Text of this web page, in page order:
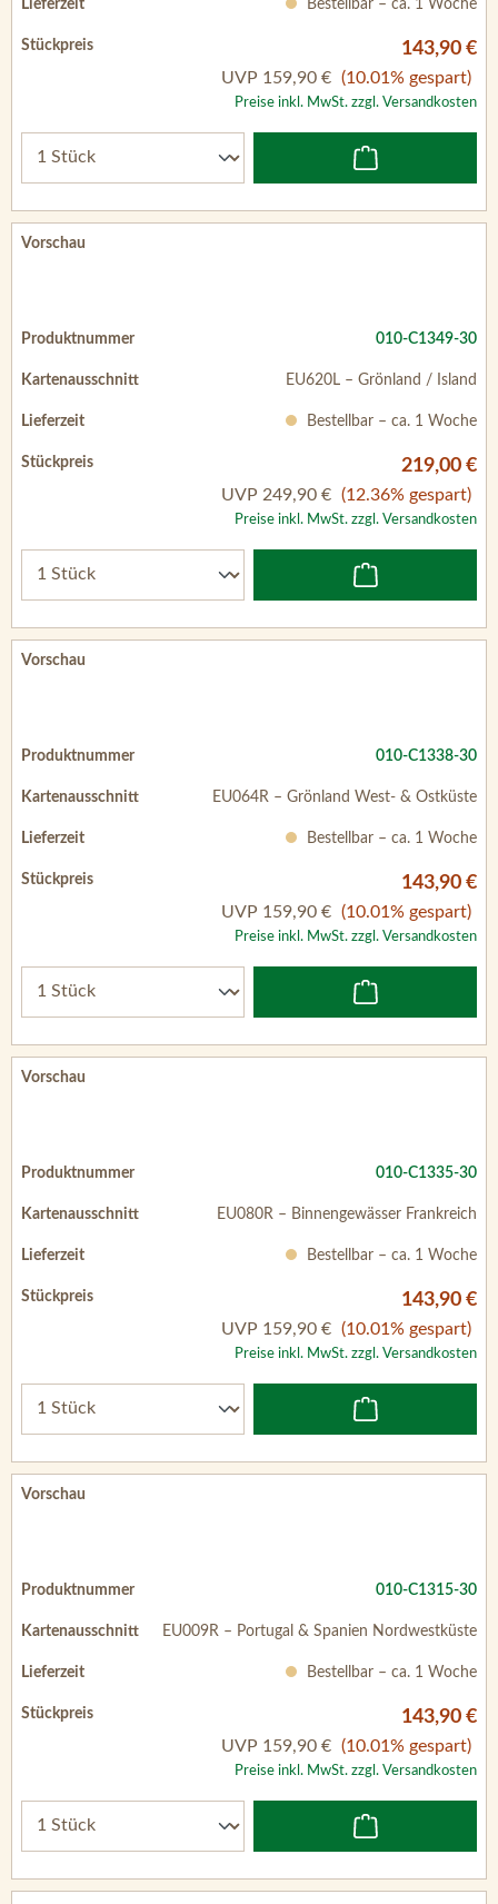
Bestellbar – ca. 1 Woche
143,90 €
UVP 159,90 € (10.01% gespart)
Preise inkl. MwSt. zzgl. Versandkosten
010-C1349-30
EU620L – Grönland / Island
Bestellbar – ca. 1 Woche
219,00 €
UVP 249,90 € (12.36% gespart)
Preise inkl. MwSt. zzgl. Versandkosten
010-C1338-30
EU064R – Grönland West- & Ostküste
Bestellbar – ca. 1 Woche
143,90 €
UVP 159,90 € (10.01% gespart)
Preise inkl. MwSt. zzgl. Versandkosten
010-C1335-30
EU080R – Binnengewässer Frankreich
Bestellbar – ca. 1 Woche
143,90 €
UVP 159,90 € (10.01% gespart)
Preise inkl. MwSt. zzgl. Versandkosten
010-C1315-30
EU009R – Portugal & Spanien Nordwestküste
Bestellbar – ca. 1 Woche
143,90 €
UVP 159,90 € (10.01% gespart)
Preise inkl. MwSt. zzgl. Versandkosten